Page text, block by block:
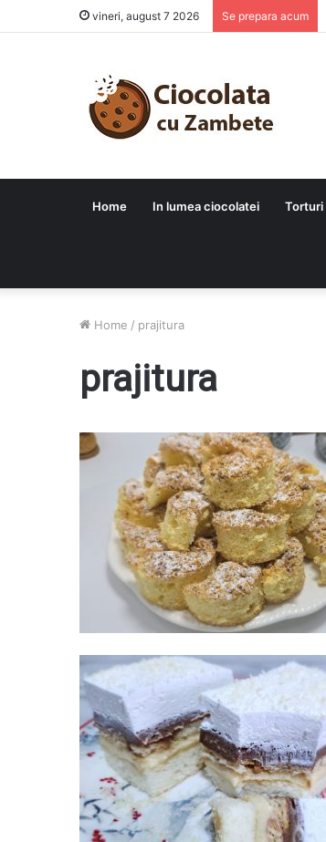
vineri, august 7 2026 Se prepara acum
Home In lumea ciocolatei Torturi
Home / prajitura
prajitura